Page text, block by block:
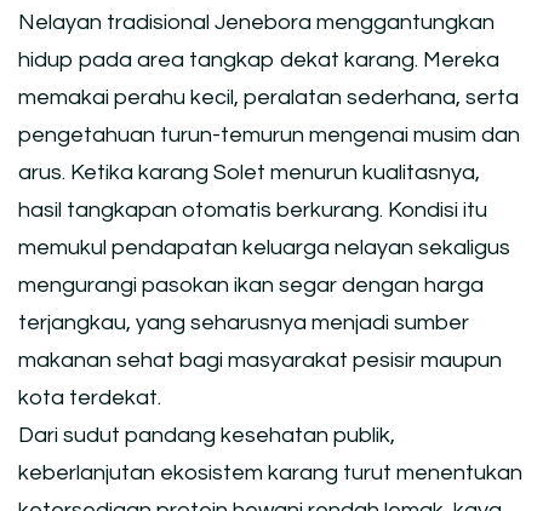
Nelayan tradisional Jenebora menggantungkan
hidup pada area tangkap dekat karang. Mereka
memakai perahu kecil, peralatan sederhana, serta
pengetahuan turun-temurun mengenai musim dan
arus. Ketika karang Solet menurun kualitasnya,
hasil tangkapan otomatis berkurang. Kondisi itu
memukul pendapatan keluarga nelayan sekaligus
mengurangi pasokan ikan segar dengan harga
terjangkau, yang seharusnya menjadi sumber
makanan sehat bagi masyarakat pesisir maupun
kota terdekat.
Dari sudut pandang kesehatan publik,
keberlanjutan ekosistem karang turut menentukan